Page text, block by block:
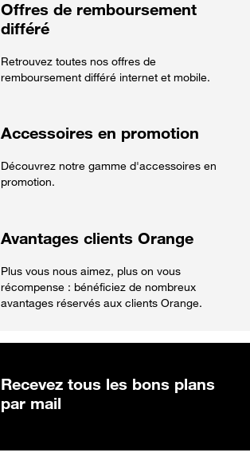
Offres de remboursement
différé
Retrouvez toutes nos offres de
remboursement différé internet et mobile.
Accessoires en promotion
Découvrez notre gamme d'accessoires en
promotion.
Avantages clients Orange
Plus vous nous aimez, plus on vous
récompense : bénéficiez de nombreux
avantages réservés aux clients Orange.
Recevez tous les bons plans
par mail